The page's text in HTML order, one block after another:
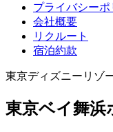
プライバシーポ
会社概要
リクルート
宿泊約款
東京ディズニーリゾ
東京ベイ舞浜